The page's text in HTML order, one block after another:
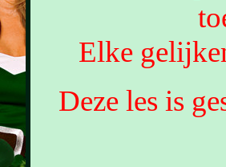
Elke
Deze les is